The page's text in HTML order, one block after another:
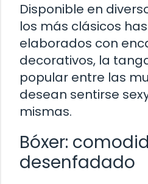
Disponible en
los más clásicos
elaborados con
decorativos, la
popular entre las
desean sentirse
mismas.
Bóxer:
desenfadado